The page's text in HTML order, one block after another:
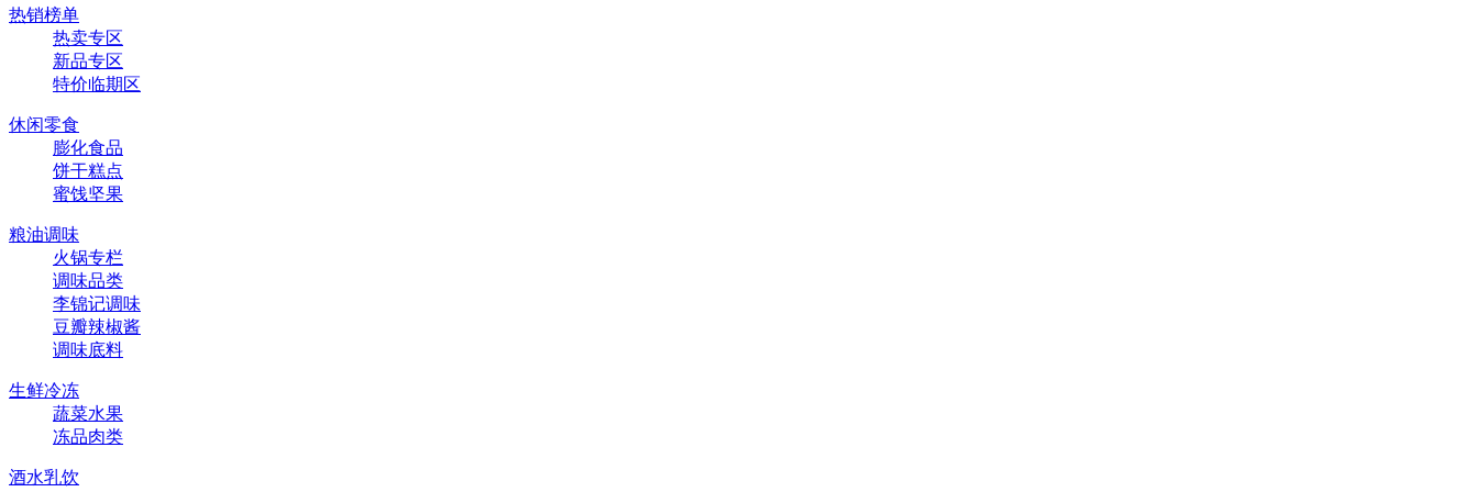
热销榜单
热卖专区
新品专区
特价临期区
休闲零食
膨化食品
饼干糕点
蜜饯坚果
粮油调味
火锅专栏
调味品类
李锦记调味
豆瓣辣椒酱
调味底料
生鲜冷冻
蔬菜水果
冻品肉类
酒水乳饮